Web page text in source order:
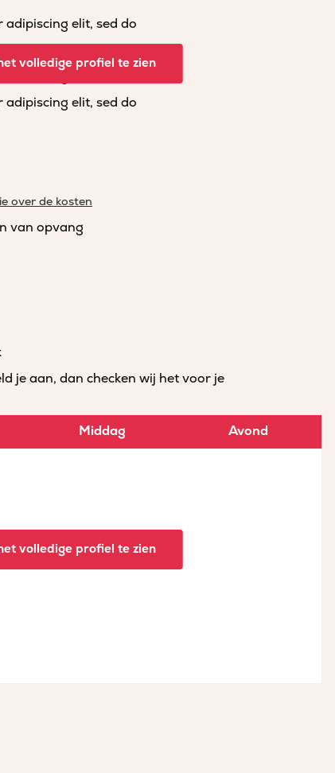
elit, sed do
elit, sed do
elit, sed do
elit, sed do
volledige profiel te zien
over de kosten
van opvang
je aan, dan checken wij het voor je
Middag Avond
volledige profiel te zien